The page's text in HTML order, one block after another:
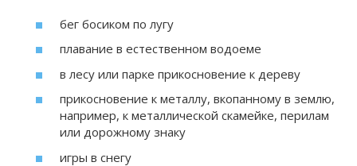
бег босиком по лугу
плавание в естественном водоеме
в лесу или парке прикосновение к дереву
прикосновение к металлу, вкопанному в землю,
например, к металлической скамейке, перилам
или дорожному знаку
игры в снегу